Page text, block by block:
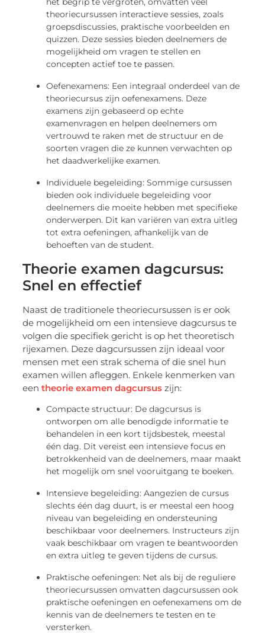
theoriecursussen interactieve sessies, zoals
groepsdiscussies, praktische voorbeelden en
quizzen. Deze sessies bieden deelnemers de
mogelijkheid om vragen te stellen en
concepten actief toe te passen.
Oefenexamens: Een integraal onderdeel van de
theoriecursus zijn oefenexamens. Deze
examens zijn gebaseerd op echte
examenvragen en helpen deelnemers om
vertrouwd te raken met de structuur en de
soorten vragen die ze kunnen verwachten op
het daadwerkelijke examen.
Individuele begeleiding: Sommige cursussen
bieden ook individuele begeleiding voor
deelnemers die moeite hebben met specifieke
onderwerpen. Dit kan variëren van extra uitleg
tot extra oefeningen, afhankelijk van de
behoeften van de student.
Theorie examen dagcursus:
Snel en effectief
Naast de traditionele theoriecursussen is er ook
de mogelijkheid om een intensieve dagcursus te
volgen die specifiek gericht is op het theoretisch
rijexamen. Deze dagcursussen zijn ideaal voor
mensen met een strak schema of die snel hun
examen willen afleggen. Enkele kenmerken van
eentheorie examen dagcursus zijn:
Compacte structuur: De dagcursus is
ontworpen om alle benodigde informatie te
behandelen in een kort tijdsbestek, meestal
één dag. Dit vereist een intensieve focus en
betrokkenheid van de deelnemers, maar maakt
het mogelijk om snel vooruitgang te boeken.
Intensieve begeleiding: Aangezien de cursus
slechts één dag duurt, is er meestal een hoog
niveau van begeleiding en ondersteuning
beschikbaar voor deelnemers. Instructeurs zijn
vaak beschikbaar om vragen te beantwoorden
en extra uitleg te geven tijdens de cursus.
Praktische oefeningen: Net als bij de reguliere
theoriecursussen omvatten dagcursussen ook
praktische oefeningen en oefenexamens om de
kennis van de deelnemers te testen en te
versterken.